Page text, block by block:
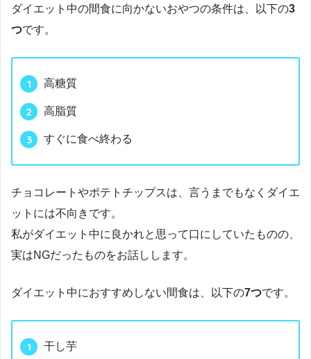
ダイエット中の間食に向かないおやつの条件は、以下の3
つです。
高糖質
高脂質
すぐに食べ終わる
チョコレートやポテトチップスは、言うまでもなくダイエ
ットには不向きです。
私がダイエット中に良かれと思って口にしていたものの、
実はNGだったものをお話しします。
ダイエット中におすすめしない間食は、以下の7つです。
干し芋